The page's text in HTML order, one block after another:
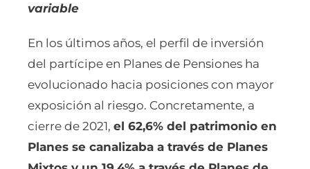
variable
En los últimos años, el perfil de inversión
del partícipe en Planes de Pensiones ha
evolucionado hacia posiciones con mayor
exposición al riesgo. Concretamente, a
cierre de 2021, el 62,6% del patrimonio en
Planes se canalizaba a través de Planes